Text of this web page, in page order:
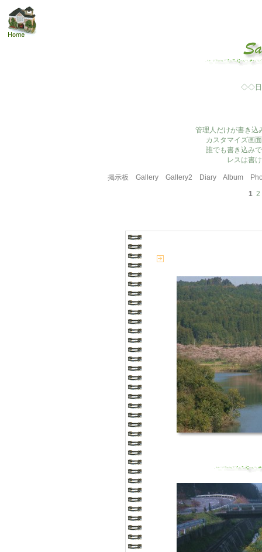
◇◇日
管理人だけが書き込
カスタマイズ画
誰でも書き込み
レスは書
掲示板 Gallery Gallery2 Diary Album
1 2